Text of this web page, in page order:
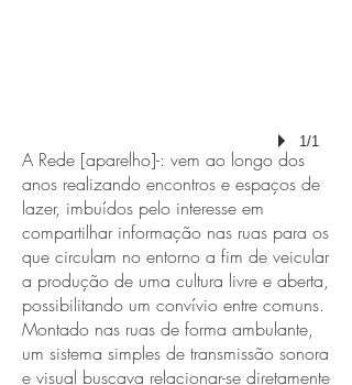
1/1
A Rede [aparelho]-: vem ao longo dos
anos realizando encontros e espaços de
lazer, imbuídos pelo interesse em
compartilhar informação nas ruas para os
que circulam no entorno a fim de veicular
a produção de uma cultura livre e aberta,
possibilitando um convívio entre comuns.
Montado nas ruas de forma ambulante,
um sistema simples de transmissão sonora
e visual buscava relacionar-se diretamente